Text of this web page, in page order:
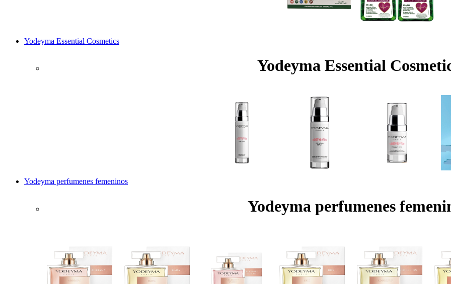
Yodeyma Essential Cosmetics
Yodeyma Essential
Yodeyma perfumenes femeninos
Yodeyma perfumenes